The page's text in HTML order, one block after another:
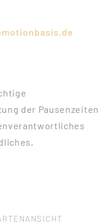
der Pausenzeiten